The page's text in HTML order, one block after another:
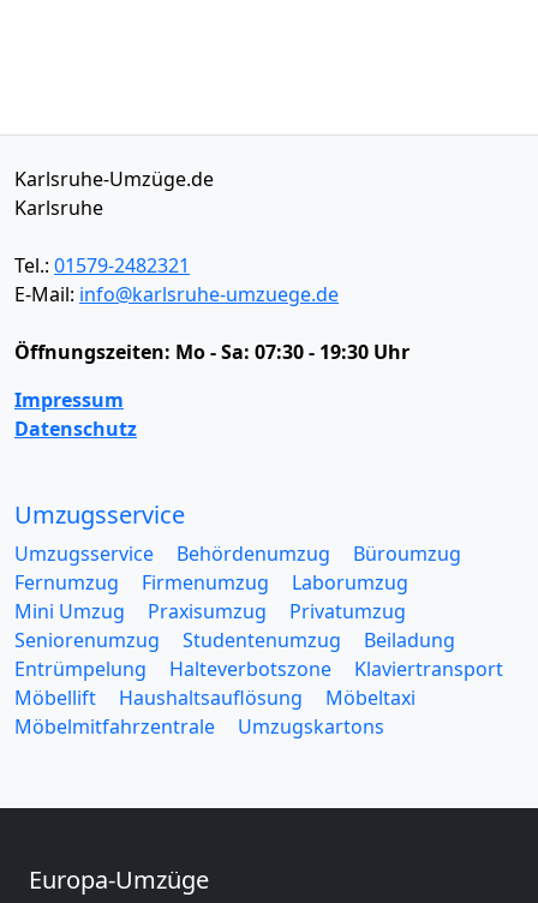
Karlsruhe-Umzüge.de
Karlsruhe
Tel.: 01579-2482321
E-Mail: info@karlsruhe-umzuege.de
Öffnungszeiten: Mo - Sa: 07:30 - 19:30 Uhr
Impressum
Datenschutz
Umzugsservice
Umzugsservice Behördenumzug
Büroumzug
Fernumzug
Firmenumzug
Laborumzug
Mini Umzug
Praxisumzug
Privatumzug
Seniorenumzug
Studentenumzug
Beiladung
Entrümpelung
Halteverbotszone
Klaviertransport
Möbellift
Haushaltsauflösung
Möbeltaxi
Möbelmitfahrzentrale
Umzugskartons
Europa-Umzüge